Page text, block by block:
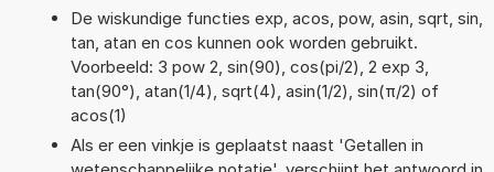
De wiskundige functies exp, acos, pow, asin, sqrt, sin,
tan, atan en cos kunnen ook worden gebruikt.
Voorbeeld: 3 pow 2, sin(90), cos(pi/2), 2 exp 3,
tan(90°), atan(1/4), sqrt(4), asin(1/2), sin(π/2) of
acos(1)
Als er een vinkje is geplaatst naast 'Getallen in